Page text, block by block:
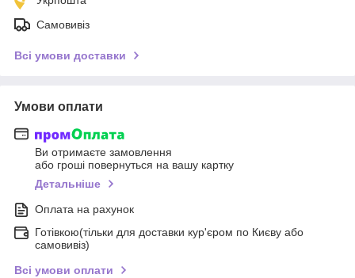
Самовивіз
Всі умови доставки
Умови оплати
Ви отримаєте замовлення
або гроші повернуться на вашу картку
Детальніше
Оплата на рахунок
Готівкою(тільки для доставки кур'єром по Києву або
самовивіз)
Всі умови оплати